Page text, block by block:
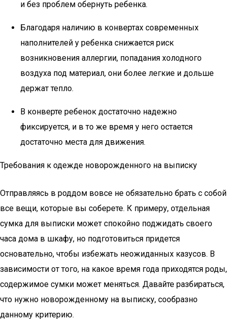
и без проблем обернуть ребенка.
Благодаря наличию в конвертах современных
наполнителей у ребенка снижается риск
возникновения аллергии, попадания холодного
воздуха под материал, они более легкие и дольше
держат тепло.
В конверте ребенок достаточно надежно
фиксируется, и в то же время у него остается
достаточно места для движения.
Требования к одежде новорожденного на выписку
Отправляясь в роддом вовсе не обязательно брать с собой
все вещи, которые вы соберете. К примеру, отдельная
сумка для выписки может спокойно поджидать своего
часа дома в шкафу, но подготовиться придется
основательно, чтобы избежать неожиданных казусов. В
зависимости от того, на какое время года приходятся роды,
содержимое сумки может меняться. Давайте разбираться,
что нужно новорожденному на выписку, сообразно
данному критерию.